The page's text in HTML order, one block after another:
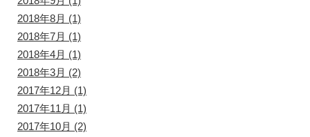
2018年8月 (1)
2018年7月 (1)
2018年4月 (1)
2018年3月 (2)
2017年12月 (1)
2017年11月 (1)
2017年10月 (2)